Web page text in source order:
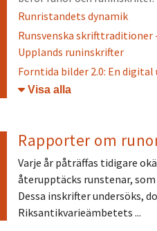
Runristandets dynamik
Runsvenska
Upplands runinskrifter
Forntida bilder 2.0: En
Öppna/stäng
Rapporter om
Varje år påträffas tidigare
återupptäcks runstenar,
Dessa inskrifter undersöks,
Riksantikvarieämbetets ...